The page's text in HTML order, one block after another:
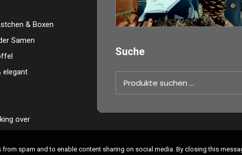
& Boxen
Samen
elegant
over
35mm…
Suche
spam and to enable content sharing on social media. By closing this